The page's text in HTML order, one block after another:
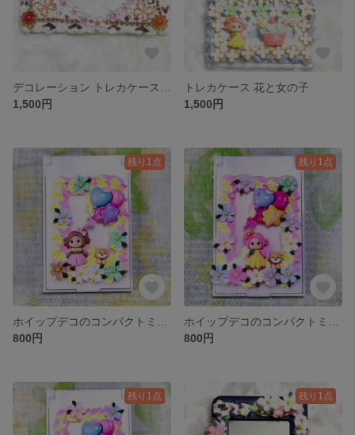
1,500円
トレカケース 花と女の子
1,500円
残り1点
800円
残り1点
800円
残り1点 残り1点